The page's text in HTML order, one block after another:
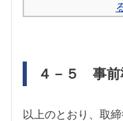
４－５ 事前
以上のとおり、取